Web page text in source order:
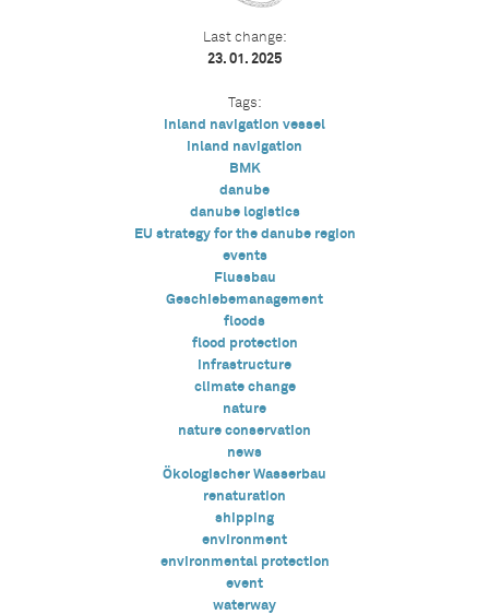
Last change:
23. 01. 2025
Tags:
inland navigation vessel
inland navigation
BMK
danube
danube logistics
EU strategy for the danube region
events
Flussbau
Geschiebemanagement
floods
flood protection
infrastructure
climate change
nature
nature conservation
news
Ökologischer Wasserbau
renaturation
shipping
environment
environmental protection
event
waterway